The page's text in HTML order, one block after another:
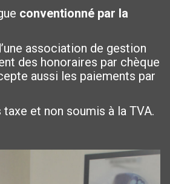
conventionné par la
association de gestion
des honoraires par chèque
aussi les paiements par
et non soumis à la TVA.